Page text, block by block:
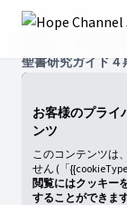
聖書研究ガイド
お客様のプライ
ンツ
このコンテンツは
せん (「
閲覧にはクッキー
することができます